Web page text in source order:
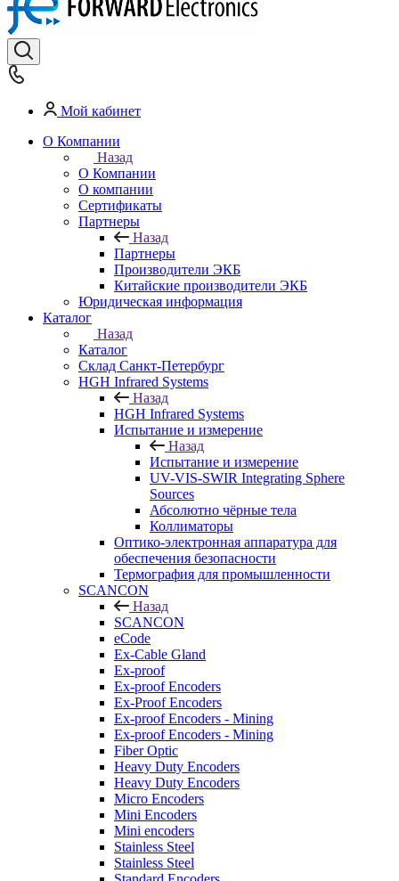
Мой кабинет
О Компании
Назад
О Компании
О компании
Сертификаты
Партнеры
Назад
Партнеры
Производители ЭКБ
Китайские производители ЭКБ
Юридическая информация
Каталог
Назад
Каталог
Cклад Санкт-Петербург
HGH Infrared Systems
Назад
HGH Infrared Systems
Испытание и измерение
Назад
Испытание и измерение
UV-VIS-SWIR Integrating Sphere
Sources
Абсолютно чёрные тела
Коллиматоры
Оптико-электронная аппаратура для
обеспечения безопасности
Термография для промышленности
SCANCON
Назад
SCANCON
eCode
Ex-Cable Gland
Ex-proof
Ex-proof Encoders
Ex-Proof Encoders
Ex-proof Encoders - Mining
Ex-proof Encoders - Mining
Fiber Optic
Heavy Duty Encoders
Heavy Duty Encoders
Micro Encoders
Mini Encoders
Mini encoders
Stainless Steel
Stainless Steel